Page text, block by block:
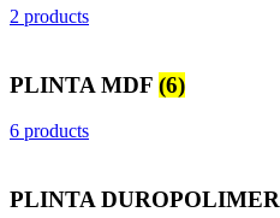
2 products
PLINTA MDF (6)
6 products
PLINTA DUROPOLIMER